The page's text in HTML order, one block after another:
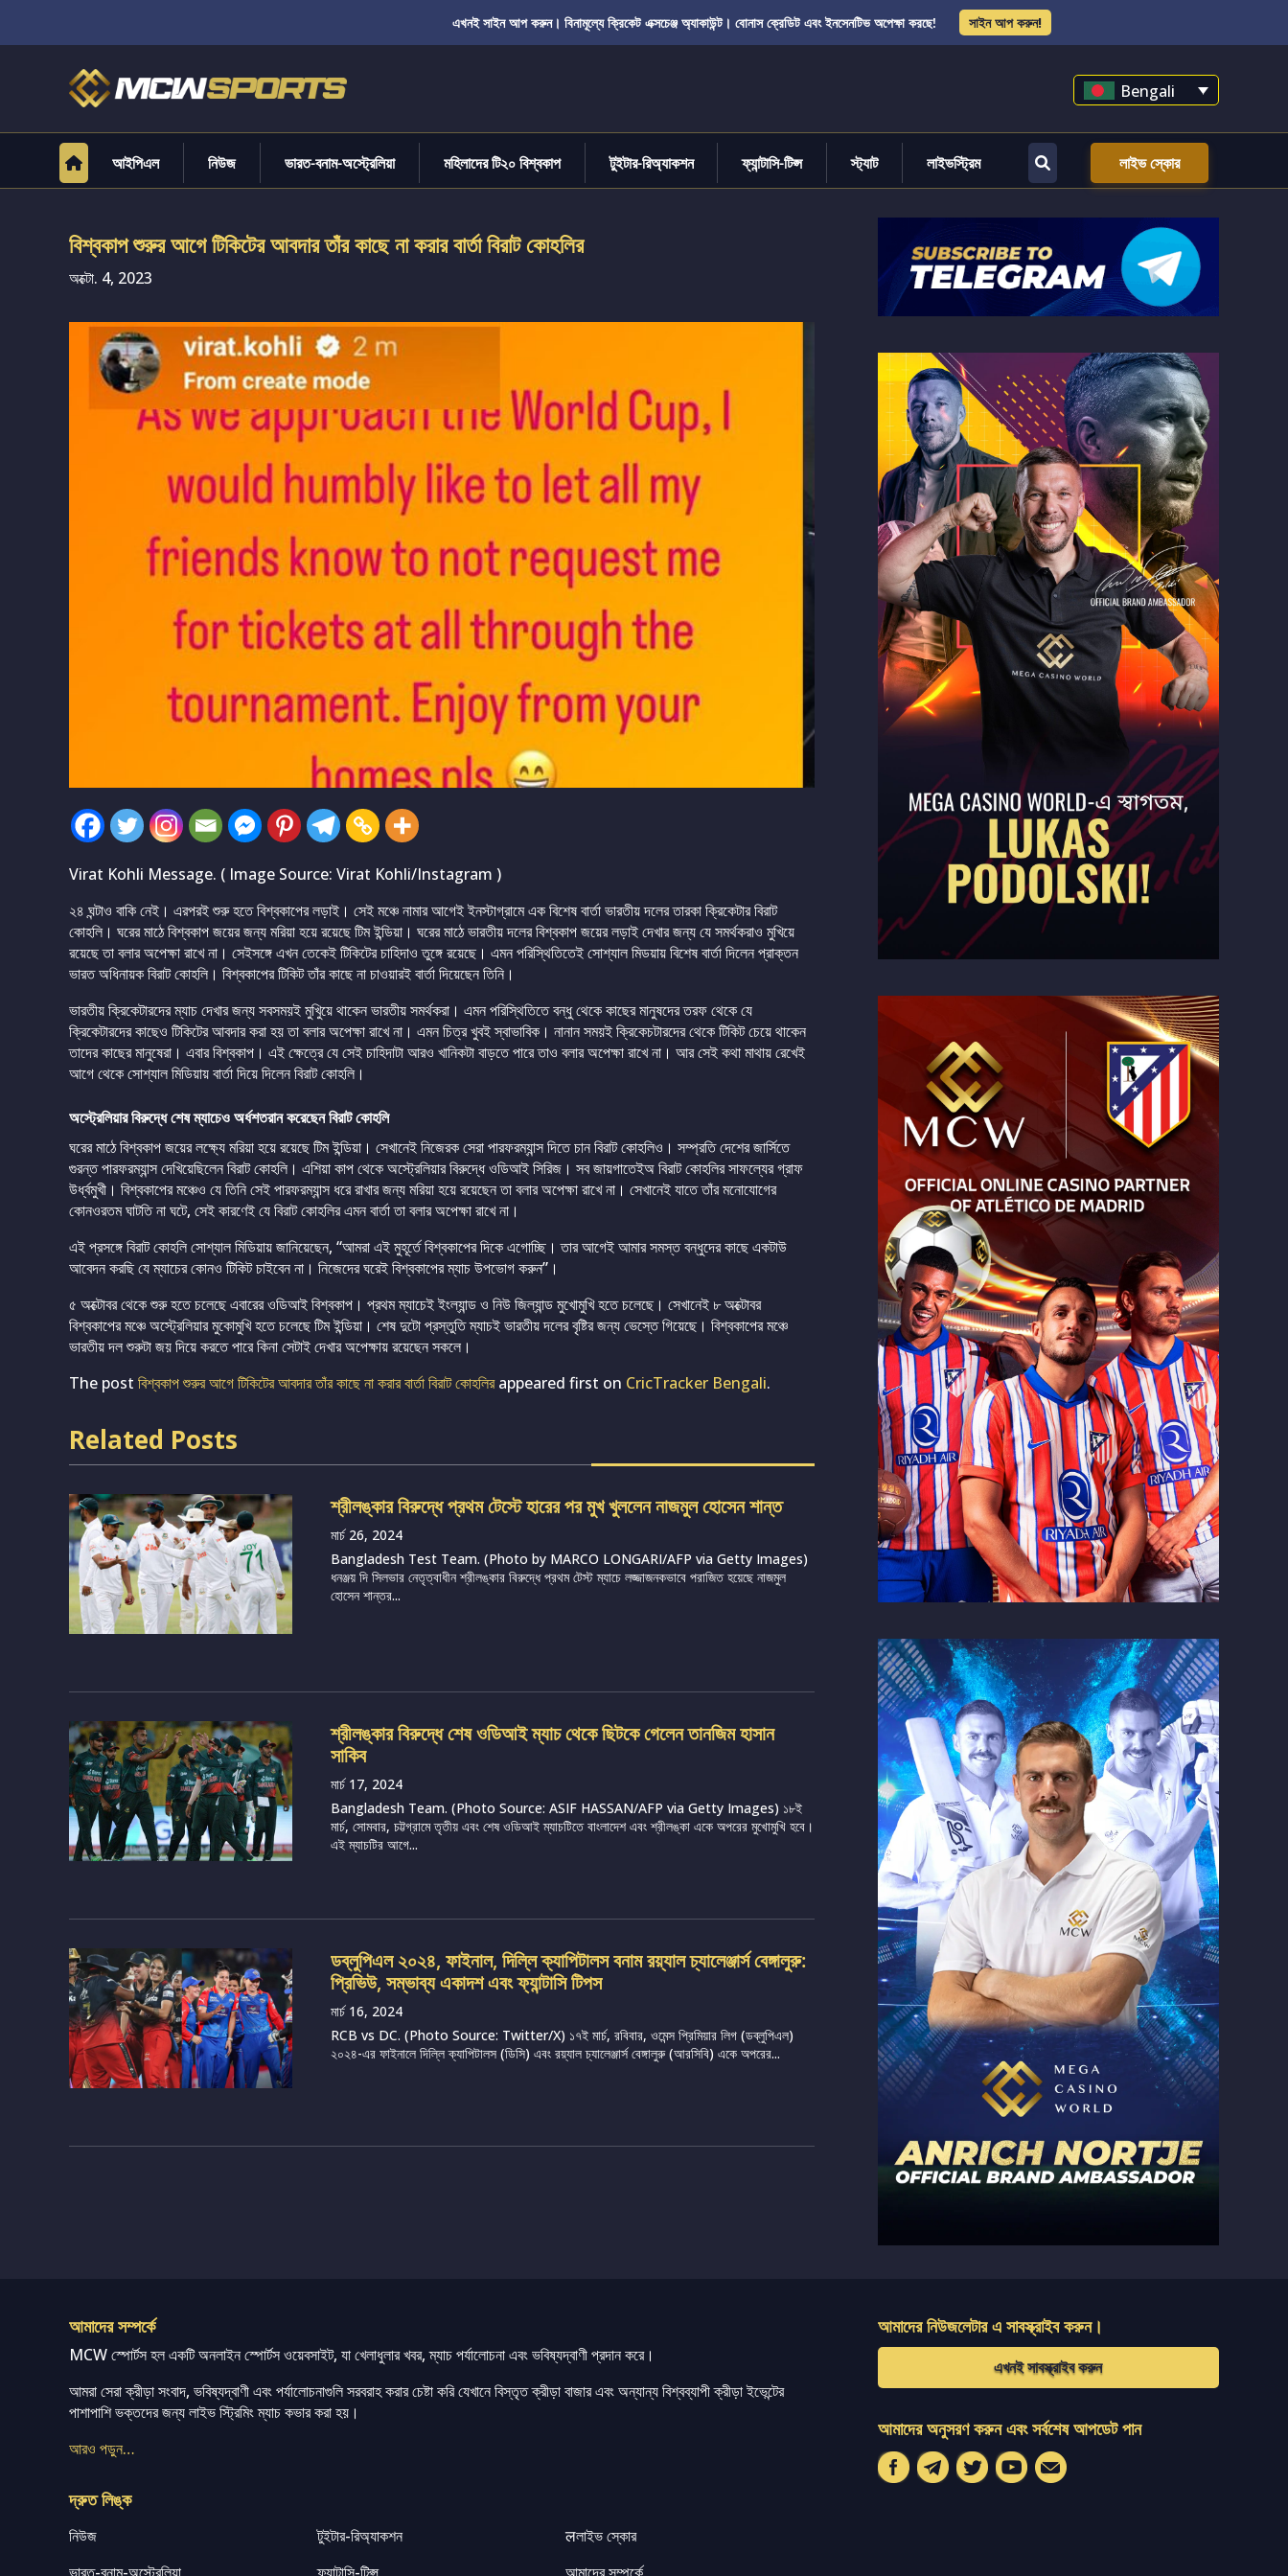
এখনই সাইন আপ করুন। বিনামূল্যে ক্রিকেট এক্সচেঞ্জ অ্যাকাউন্ট। বোনাস ক্রেডিট এবং ইনসেনটিভ অপেক্ষা করছে! সাইন আপ করুন!
Bengali
আইপিএল নিউজ ভারত-বনাম-অস্ট্রেলিয়া মহিলাদের টি২০ বিশ্বকাপ টুইটার-রিঅ্যাকশন ফ্যান্টাসি-টিপ্স স্ট্যাট লাইভস্ট্রিম লাইভ স্কোর
বিশ্বকাপ শুরুর আগে টিকিটের আবদার তাঁর কাছে না করার বার্তা বিরাট কোহলির
অক্টো. 4, 2023
Virat Kohli Message. ( Image Source: Virat Kohli/Instagram )
২৪ ঘন্টাও বাকি নেই। এরপরই শুরু হতে বিশ্বকাপের লড়াই। সেই মঞ্চে নামার আগেই ইনস্টাগ্রামে এক বিশেষ বার্তা ভারতীয় দলের তারকা ক্রিকেটার বিরাট
কোহলি। ঘরের মাঠে বিশ্বকাপ জয়ের জন্য মরিয়া হয়ে রয়েছে টিম ইন্ডিয়া। ঘরের মাঠে ভারতীয় দলের বিশ্বকাপ জয়ের লড়াই দেখার জন্য যে সমর্থকরাও মুখিয়ে
রয়েছে তা বলার অপেক্ষা রাখে না। সেইসঙ্গে এখন তেকেই টিকিটের চাহিদাও তুঙ্গে রয়েছে। এমন পরিস্থিতিতেই সোশ্যাল মিডয়ায় বিশেষ বার্তা দিলেন প্রাক্তন
ভারত অধিনায়ক বিরাট কোহলি। বিশ্বকাপের টিকিট তাঁর কাছে না চাওয়ারই বার্তা দিয়েছেন তিনি।
ভারতীয় ক্রিকেটারদের ম্যাচ দেখার জন্য সবসময়ই মুখিুয়ে থাকেন ভারতীয় সমর্থকরা। এমন পরিস্থিতিতে বন্ধু থেকে কাছের মানুষদের তরফ থেকে যে
ক্রিকেটারদের কাছেও টিকিটের আবদার করা হয় তা বলার অপেক্ষা রাখে না। এমন চিত্র খুবই স্বাভাবিক। নানান সময়ই ক্রিকেচটারদের থেকে টিকিট চেয়ে থাকেন
তাদের কাছের মানুষেরা। এবার বিশ্বকাপ। এই ক্ষেত্রে যে সেই চাহিদাটা আরও খানিকটা বাড়তে পারে তাও বলার অপেক্ষা রাখে না। আর সেই কথা মাথায় রেখেই
আগে থেকে সোশ্যাল মিডিয়ায় বার্তা দিয়ে দিলেন বিরাট কোহলি।
অস্ট্রেলিয়ার বিরুদ্ধে শেষ ম্যাচেও অর্ধশতরান করেছেন বিরাট কোহলি
ঘরের মাঠে বিশ্বকাপ জয়ের লক্ষ্যে মরিয়া হয়ে রয়েছে টিম ইন্ডিয়া। সেখানেই নিজেরক সেরা পারফরম্যান্স দিতে চান বিরাট কোহলিও। সম্প্রতি দেশের জার্সিতে
গুরন্ত পারফরম্যান্স দেখিয়েছিলেন বিরাট কোহলি। এশিয়া কাপ থেকে অস্ট্রেলিয়ার বিরুদ্ধে ওডিআই সিরিজ। সব জায়গাতেইঅ বিরাট কোহলির সাফল্যের গ্রাফ
উর্ধ্বমুখী। বিশ্বকাপের মঞ্চেও যে তিনি সেই পারফরম্যান্স ধরে রাখার জন্য মরিয়া হয়ে রয়েছেন তা বলার অপেক্ষা রাখে না। সেখানেই যাতে তাঁর মনোযোগের
কোনওরতম ঘাটতি না ঘটে, সেই কারণেই যে বিরাট কোহলির এমন বার্তা তা বলার অপেক্ষা রাখে না।
এই প্রসঙ্গে বিরাট কোহলি সোশ্যাল মিডিয়ায় জানিয়েছেন, “আমরা এই মুহূর্তে বিশ্বকাপের দিকে এগোচ্ছি। তার আগেই আমার সমস্ত বন্ধুদের কাছে একটাউ
আবেদন করছি যে ম্যাচের কোনও টিকিট চাইবেন না। নিজেদের ঘরেই বিশ্বকাপের ম্যাচ উপভোগ করুন”।
৫ অক্টোবর থেকে শুরু হতে চলেছে এবারের ওডিআই বিশ্বকাপ। প্রথম ম্যাচেই ইংল্যান্ড ও নিউ জিল্যান্ড মুখোমুখি হতে চলেছে। সেখানেই ৮ অক্টোবর
বিশ্বকাপের মঞ্চে অস্ট্রেলিয়ার মুকোমুখি হতে চলেছে টিম ইন্ডিয়া। শেষ দুটো প্রস্তুতি ম্যাচই ভারতীয় দলের বৃষ্টির জন্য ভেস্তে গিয়েছে। বিশ্বকাপের মঞ্চে
ভারতীয় দল শুরুটা জয় দিয়ে করতে পারে কিনা সেটাই দেখার অপেক্ষায় রয়েছেন সকলে।
The post বিশ্বকাপ শুরুর আগে টিকিটের আবদার তাঁর কাছে না করার বার্তা বিরাট কোহলিরappeared first on CricTracker Bengali.
Related Posts
শ্রীলঙ্কার বিরুদ্ধে প্রথম টেস্টে হারের পর মুখ খুললেন নাজমুল হোসেন শান্ত
মার্চ 26, 2024
Bangladesh Test Team. (Photo by MARCO LONGARI/AFP via Getty Images)
ধনঞ্জয় দি সিলভার নেতৃত্বাধীন শ্রীলঙ্কার বিরুদ্ধে প্রথম টেস্ট ম্যাচে লজ্জাজনকভাবে পরাজিত হয়েছে নাজমুল
হোসেন শান্তর...
শ্রীলঙ্কার বিরুদ্ধে শেষ ওডিআই ম্যাচ থেকে ছিটকে গেলেন তানজিম হাসান
সাকিব
মার্চ 17, 2024
Bangladesh Team. (Photo Source: ASIF HASSAN/AFP via Getty Images) ১৮ই
মার্চ, সোমবার, চট্টগ্রামে তৃতীয় এবং শেষ ওডিআই ম্যাচটিতে বাংলাদেশ এবং শ্রীলঙ্কা একে অপরের মুখোমুখি হবে।
এই ম্যাচটির আগে...
ডব্লুপিএল ২০২৪, ফাইনাল, দিল্লি ক্যাপিটালস বনাম রয়্যাল চ্যালেঞ্জার্স বেঙ্গালুরু:
প্রিভিউ, সম্ভাব্য একাদশ এবং ফ্যান্টাসি টিপস
মার্চ 16, 2024
RCB vs DC. (Photo Source: Twitter/X) ১৭ই মার্চ, রবিবার, ওমেন্স প্রিমিয়ার লিগ (ডব্লুপিএল)
২০২৪-এর ফাইনালে দিল্লি ক্যাপিটালস (ডিসি) এবং রয়্যাল চ্যালেঞ্জার্স বেঙ্গালুরু (আরসিবি) একে অপরের...
আমাদের সম্পর্কে
MCW স্পোর্টস হল একটি অনলাইন স্পোর্টস ওয়েবসাইট, যা খেলাধুলার খবর, ম্যাচ পর্যালোচনা এবং ভবিষ্যদ্বাণী প্রদান করে।
আমরা সেরা ক্রীড়া সংবাদ, ভবিষ্যদ্বাণী এবং পর্যালোচনাগুলি সরবরাহ করার চেষ্টা করি যেখানে বিস্তৃত ক্রীড়া বাজার এবং অন্যান্য বিশ্বব্যাপী ক্রীড়া ইভেন্টের
পাশাপাশি ভক্তদের জন্য লাইভ স্ট্রিমিং ম্যাচ কভার করা হয়।
আরও পড়ুন…
দ্রুত লিঙ্ক
নিউজ টুইটার-রিঅ্যাকশন
लলাইভ স্কোর
আমাদের নিউজলেটার এ সাবস্ক্রাইব করুন।
এখনই সাবস্ক্রাইব করুন
আমাদের অনুসরণ করুন এবং সর্বশেষ আপডেট পান